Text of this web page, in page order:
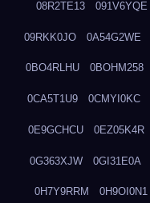
08R2TE13 091V6YQE
09RKK0JO 0A54G2WE
0BO4RLHU 0BOHM258
0CA5T1U9 0CMYI0KC
0E9GCHCU 0EZ05K4R
0G363XJW 0GI31E0A
0H7Y9RRM 0H9OI0N1